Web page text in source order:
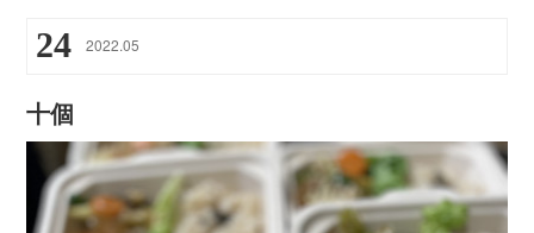
24 2022.05
十個